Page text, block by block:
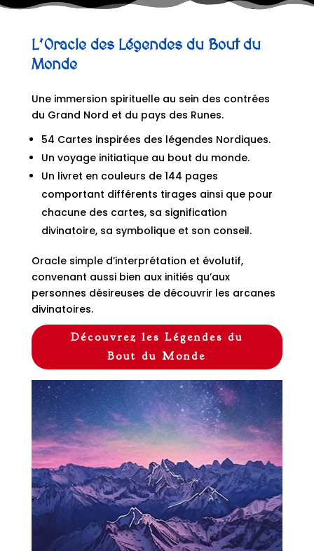
L’Oracle des Légendes du Bout du
Monde
Une immersion spirituelle au sein des contrées
du Grand Nord et du pays des Runes.
54 Cartes inspirées des légendes Nordiques.
Un voyage initiatique au bout du monde.
Un livret en couleurs de 144 pages
comportant différents tirages ainsi que pour
chacune des cartes, sa signification
divinatoire, sa symbolique et son conseil.
Oracle simple d’interprétation et évolutif,
convenant aussi bien aux initiés qu’aux
personnes désireuses de découvrir les arcanes
divinatoires.
Découvrez les Légendes du
Bout du Monde